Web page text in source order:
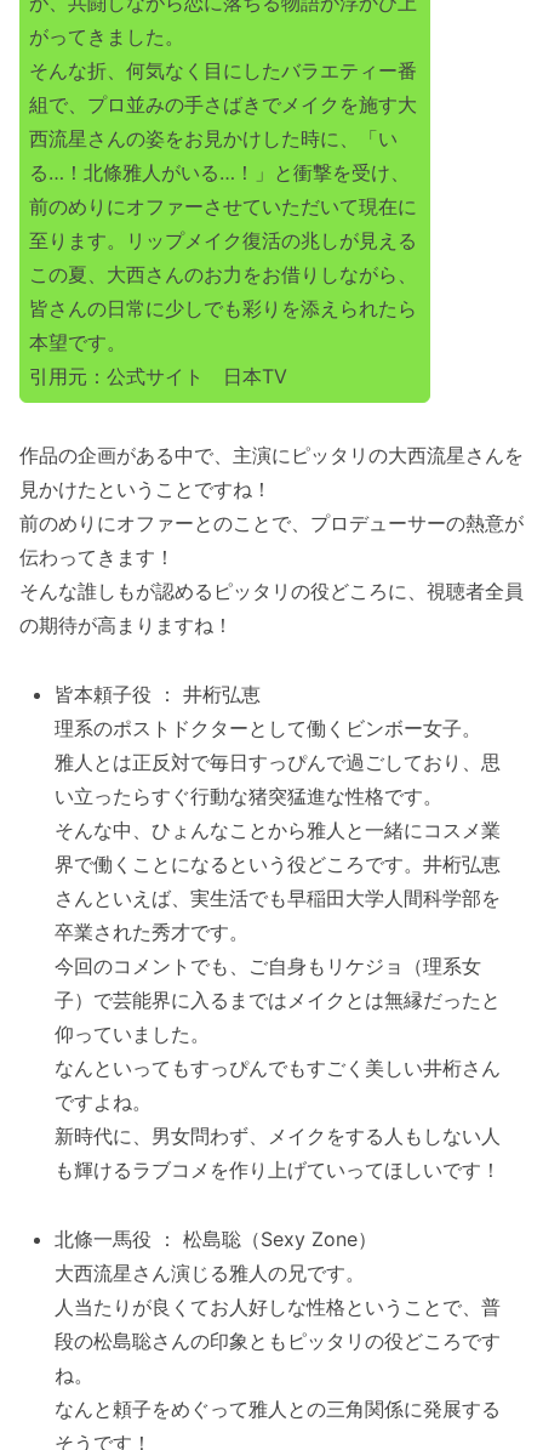
がってきました。
そんな折、何気なく目にしたバラエティー番
組で、プロ並みの手さばきでメイクを施す大
西流星さんの姿をお見かけした時に、「い
る…！北條雅人がいる…！」と衝撃を受け、
前のめりにオファーさせていただいて現在に
至ります。リップメイク復活の兆しが見える
この夏、大西さんのお力をお借りしながら、
皆さんの日常に少しでも彩りを添えられたら
本望です。
引用元：公式サイト 日本TV
作品の企画がある中で、主演にピッタリの大西流星さんを
見かけたということですね！
前のめりにオファーとのことで、プロデューサーの熱意が
伝わってきます！
そんな誰しもが認めるピッタリの役どころに、視聴者全員
の期待が高まりますね！
皆本頼子役 ： 井桁弘恵
理系のポストドクターとして働くビンボー女子。
雅人とは正反対で毎日すっぴんで過ごしており、思
い立ったらすぐ行動な猪突猛進な性格です。
そんな中、ひょんなことから雅人と一緒にコスメ業
界で働くことになるという役どころです。井桁弘恵
さんといえば、実生活でも早稲田大学人間科学部を
卒業された秀才です。
今回のコメントでも、ご自身もリケジョ（理系女
子）で芸能界に入るまではメイクとは無縁だったと
仰っていました。
なんといってもすっぴんでもすごく美しい井桁さん
ですよね。
新時代に、男女問わず、メイクをする人もしない人
も輝けるラブコメを作り上げていってほしいです！
北條一馬役 ： 松島聡（Sexy Zone）
大西流星さん演じる雅人の兄です。
人当たりが良くてお人好しな性格ということで、普
段の松島聡さんの印象ともピッタリの役どころです
ね。
なんと頼子をめぐって雅人との三角関係に発展する
そうです！